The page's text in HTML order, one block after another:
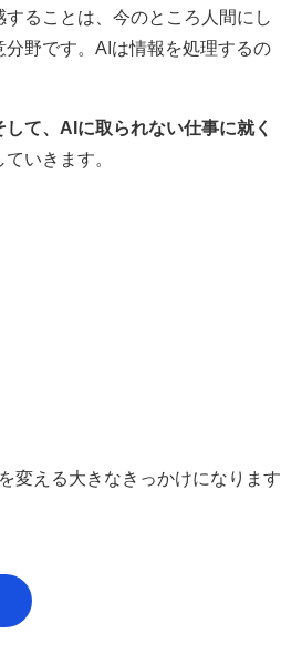
ることは、今のところ人間にし
野です。AIは情報を処理するの
て、AIに取られない仕事に就く
いきます。
変える大きなきっかけになります